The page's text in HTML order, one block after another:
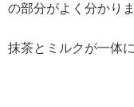
の部分がよく分かり
抹茶とミルクが一体